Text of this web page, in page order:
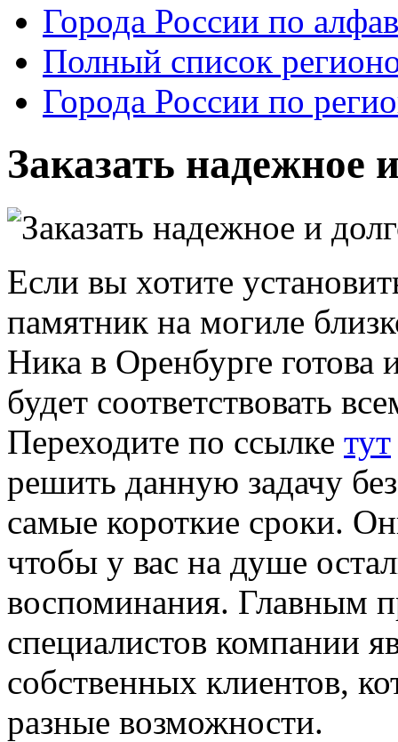
Города России по
Полный список
Города России по
Заказать надежное
Если вы хотите
памятник на могиле
Ника в Оренбурге готова
будет соответствовать
Переходите по ссылке тут
решить данную задачу
самые короткие сроки.
чтобы у вас на душе
воспоминания. Главным
специалистов компании
собственных клиентов,
разные возможности.